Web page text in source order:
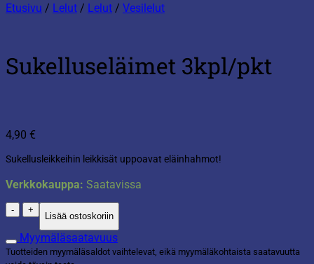
Etusivu / Lelut / Lelut / Vesilelut
Sukelluseläimet 3kpl/pkt
4,90 €
Sukellusleikkeihin leikkisät uppoavat eläinhahmot!
Verkkokauppa: Saatavissa
Sukelluseläimet
3kpl/pkt
määrä
Lisää ostoskoriin
Myymäläsaatavuus
Tuotteiden myymäläsaldot vaihtelevat, eikä myymäläkohtaista saatavuutta